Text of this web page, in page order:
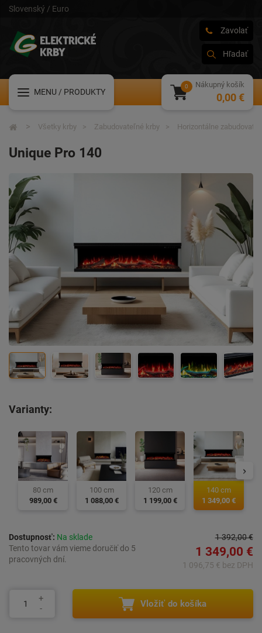
Slovenský / Euro
Zavolať
Hľadať
MENU / PRODUKTY
Nákupný košík
0,00 €
Unique Pro 140
Varianty:
80 cm
989,00 €
100 cm
1 088,00 €
120 cm
1 199,00 €
140 cm
1 349,00 €
Dostupnosť: Na sklade
Tento tovar vám vieme doručiť do 5
pracovných dní.
1 392,00 €
1 349,00 €
1 096,75 € bez DPH
Vložiť do košíka
Všetky krby Zabudovateľné krby Horizontálne